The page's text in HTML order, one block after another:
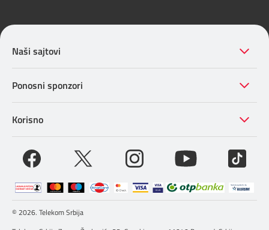
Naši sajtovi
Ponosni sponzori
Korisno
© 2026. Telekom Srbija